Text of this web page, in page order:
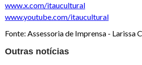
www.x.com/itaucultural
www.youtube.com/itaucultural
Fonte: Assessoria de Imprensa - Larissa
Outras notícias